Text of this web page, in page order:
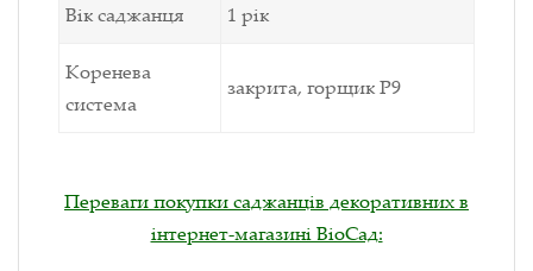
Вік саджанця 1 рік
Коренева
система
закрита, горщик Р9
Переваги покупки саджанців декоративних в
інтернет-магазині ВіоСад: